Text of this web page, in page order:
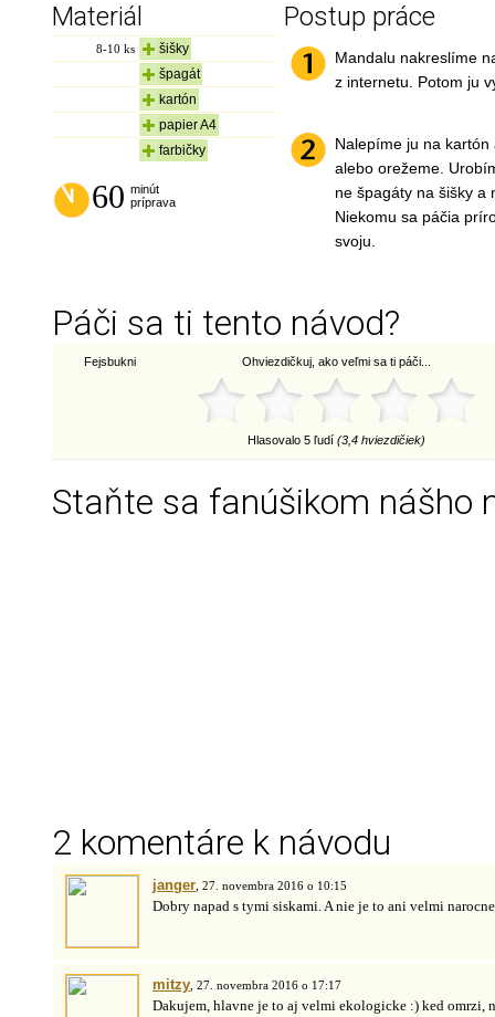
Materiál
8-10 ks
šišky
špagát
kartón
papier A4
farbičky
60 minút
príprava
Postup práce
Mandalu nakreslíme
z internetu. Potom ju
Nalepíme ju na
alebo orežeme.
ne špagáty na šišky a
Niekomu sa páčia
svoju.
Páči sa ti tento návod?
Fejsbukni Ohviezdičkuj, ako veľmi sa ti páči...
Hlasovalo 5 ľudí (3,4 hviezdičiek)
Staňte sa fanúšikom nášho
2 komentáre k návodu
janger , 27. novembra 2016 o 10:15
Dobry napad s tymi siskami. A nie je to ani velmi
mitzy , 27. novembra 2016 o 17:17
Dakujem, hlavne je to aj velmi ekologicke :) ked omrzi,